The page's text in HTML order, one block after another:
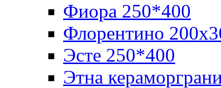
Фиора 250*400
Флорентино
Эсте 250*400
Этна